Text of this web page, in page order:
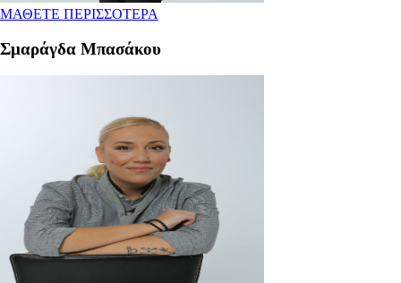
ΜΑΘΕΤΕ ΠΕΡΙΣΣΟΤΕΡΑ
Σμαράγδα Μπασάκου